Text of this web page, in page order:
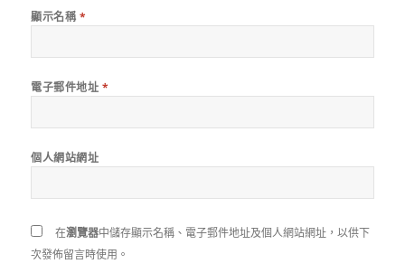
顯示名稱 *
電子郵件地址 *
個人網站網址
在瀏覽器中儲存顯示名稱、電子郵件地址及個人網站網址，以供下
次發佈留言時使用。